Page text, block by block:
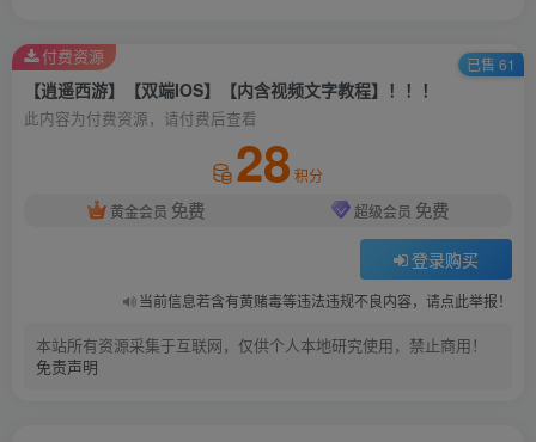
【逍遥西游】【双端IOS】【内含视频文字教程】！！！
此内容为付费资源，请付费后查看
28 积分
黄金会员 免费 超级会员 免费
登录购买
当前信息若含有黄赌毒等违法违规不良内容，请点此举报！
本站所有资源采集于互联网，仅供个人本地研究使用，禁止商用！
免责声明
付费资源 已售 61